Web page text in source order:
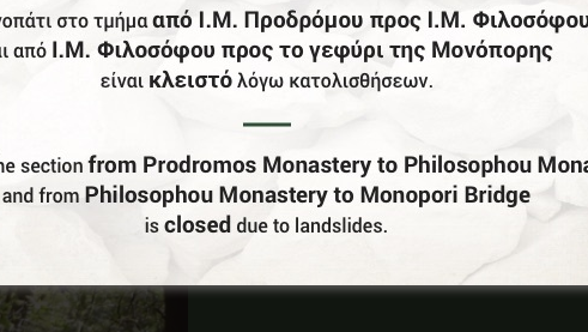
Έχεις Επιχείρηση Στο Δήμο Γορτυνίας;
Γίνε Συνεργάτης Μας